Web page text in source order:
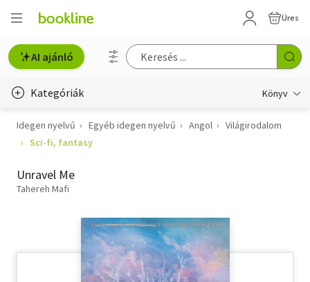
Üres
AI ajánló
Kategóriák Könyv
Életmód, egészség
Gyermek- és ifjúsági
Hobbi, szabadidő
Idegen nyelvű Egyéb idegen nyelvű Angol
Világirodalom
Sci-fi, fantasy
Unravel Me
Tahereh Mafi